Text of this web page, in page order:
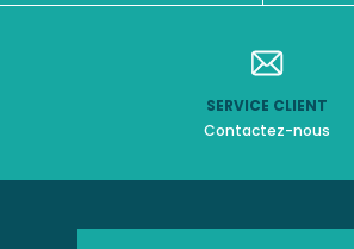
SERVICE CLIENT
Contactez-nous